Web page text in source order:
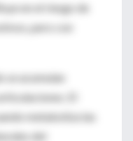
en el riesgo de
pero con
se acumulan
El
metaboliza las
del